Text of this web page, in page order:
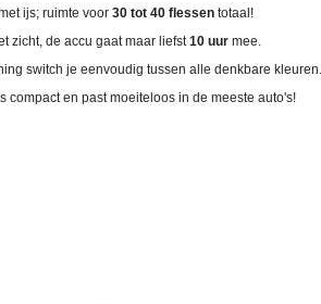
ijs; ruimte voor 30 tot 40 flessen totaal!
zicht, de accu gaat maar liefst10 uur mee.
switch je eenvoudig tussen alle denkbare kleuren.
compact en past moeiteloos in de meeste auto's!